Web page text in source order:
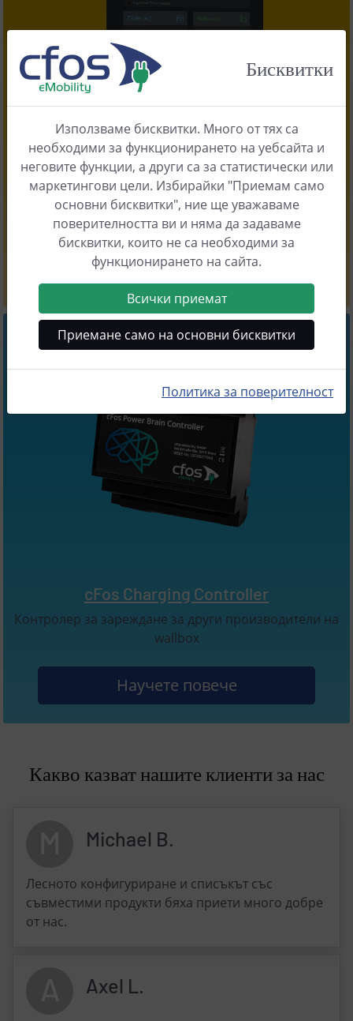
Версия2.12
cFos мениджър за зареждане
Управление на натоварването за множество стенни
кутии
Научете повече
cFos Charging Controller
Контролер за зареждане за други производители на
wallbox
Научете повече
Какво казват нашите клиенти за нас
Michael B.
Лесното конфигуриране и списъкът със
съвместими продукти бяха приети много добре
от нас.
Axel L.
Бисквитки
Използваме бисквитки. Много от тях са
необходими за функционирането на уебсайта и
неговите функции, а други са за статистически или
маркетингови цели. Избирайки "Приемам само
основни бисквитки", ние ще уважаваме
поверителността ви и няма да задаваме
бисквитки, които не са необходими за
функционирането на сайта.
Всички приемат
Приемане само на основни бисквитки
Политика за поверителност